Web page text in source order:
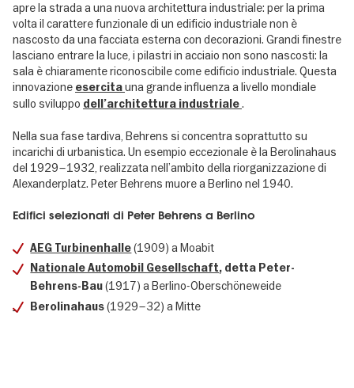
apre la strada a una nuova architettura industriale: per la prima
volta il carattere funzionale di un edificio industriale non è
nascosto da una facciata esterna con decorazioni. Grandi finestre
lasciano entrare la luce, i pilastri in acciaio non sono nascosti: la
sala è chiaramente riconoscibile come edificio industriale. Questa
innovazione esercitauna grande influenza a livello mondiale
sullo sviluppo dell’architettura industriale.
Nella sua fase tardiva, Behrens si concentra soprattutto su
incarichi di urbanistica. Un esempio eccezionale è la Berolinahaus
del 1929–1932, realizzata nell’ambito della riorganizzazione di
Alexanderplatz. Peter Behrens muore a Berlino nel 1940.
Edifici selezionati di Peter Behrens a Berlino
AEG Turbinenhalle(1909) a Moabit
Nationale Automobil Gesellschaft, detta Peter-
Behrens-Bau(1917) a Berlino-Oberschöneweide
Berolinahaus(1929–32) a Mitte